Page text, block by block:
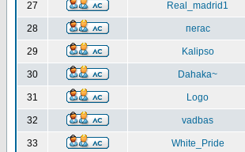
27 Real_madrid1
28 пегас
29 Kalipso
30 Dahaka~
31 Logo
32 vadbas
33 White_Pride